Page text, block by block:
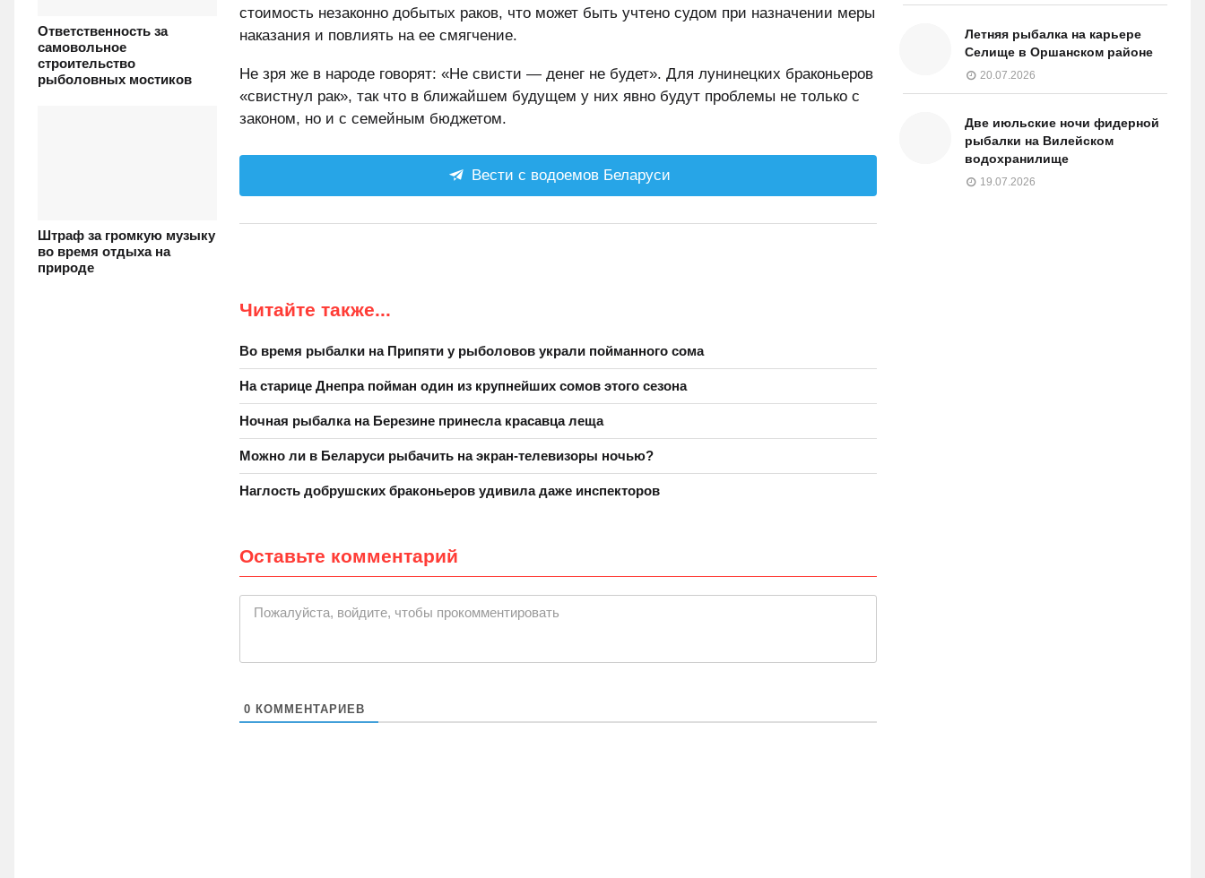
Ответственность за
самовольное
строительство
рыболовных мостиков
Штраф за громкую музыку
во время отдыха на
природе
стоимость незаконно добытых раков, что может быть учтено судом при назначении меры
наказания и повлиять на ее смягчение.
Не зря же в народе говорят: «Не свисти — денег не будет». Для лунинецких браконьеров
«свистнул рак», так что в ближайшем будущем у них явно будут проблемы не только с
законом, но и с семейным бюджетом.
Вести с водоемов Беларуси
Читайте также...
Во время рыбалки на Припяти у рыболовов украли пойманного сома
На старице Днепра пойман один из крупнейших сомов этого сезона
Ночная рыбалка на Березине принесла красавца леща
Можно ли в Беларуси рыбачить на экран-телевизоры ночью?
Наглость добрушских браконьеров удивила даже инспекторов
Оставьте комментарий
Пожалуйста, войдите, чтобы прокомментировать
0 КОММЕНТАРИЕВ
Летняя рыбалка на карьере
Селище в Оршанском районе
20.07.2026
Две июльские ночи фидерной
рыбалки на Вилейском
водохранилище
19.07.2026